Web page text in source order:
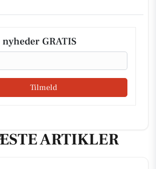
GRATIS
Tilmeld
ARTIKLER